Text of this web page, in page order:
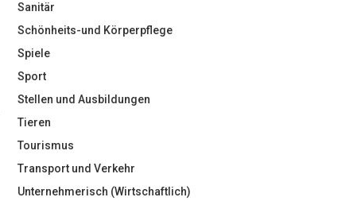
Sanitär
Schönheits-und Körperpflege
Spiele
Sport
Stellen und Ausbildungen
Tieren
Tourismus
Transport und Verkehr
Unternehmerisch (Wirtschaftlich)